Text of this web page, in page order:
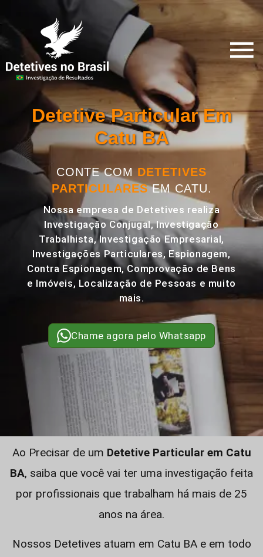
Detetive Particular Em
Catu BA
CONTE COM DETETIVES
PARTICULARESEM CATU.
Nossa empresa de Detetives realiza
Investigação Conjugal, Investigação
Trabalhista, Investigação Empresarial,
Investigações Particulares, Espionagem,
Contra Espionagem, Comprovação de Bens
e Imóveis, Localização de Pessoas e muito
mais.
Chame agora pelo Whatsapp
Ao Precisar de um Detetive Particular em Catu
BA, saiba que você vai ter uma investigação feita
por profissionais que trabalham há mais de 25
anos na área.
Nossos Detetives atuam em Catu BA e em todo